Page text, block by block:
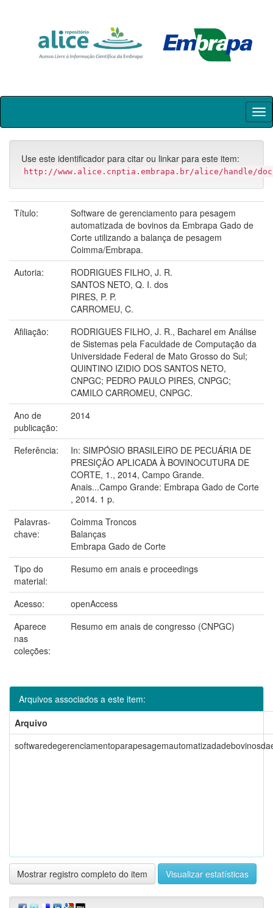
Skip
Use este identificador para citar ou linkar para este item:
http://www.alice.cnptia.embrapa.br/alice/handle/doc/
Título:
Software de gerenciamento para pesagem
automatizada de bovinos da Embrapa Gado de
Corte utilizando a balança de pesagem
Coimma/Embrapa.
Autoria:
RODRIGUES FILHO, J. R.
SANTOS NETO, Q. I. dos
PIRES, P. P.
CARROMEU, C.
Afiliação:
RODRIGUES FILHO, J. R., Bacharel em Análise
de Sistemas pela Faculdade de Computação da
Universidade Federal de Mato Grosso do Sul;
QUINTINO IZIDIO DOS SANTOS NETO,
CNPGC; PEDRO PAULO PIRES, CNPGC;
CAMILO CARROMEU, CNPGC.
Ano de
publicação:
2014
Referência:
In: SIMPÓSIO BRASILEIRO DE PECUÁRIA DE
PRESIÇÃO APLICADA À BOVINOCUTURA DE
CORTE, 1., 2014, Campo Grande.
Anais...Campo Grande: Embrapa Gado de Corte
, 2014. 1 p.
Palavras-
chave:
Coimma Troncos
Balanças
Embrapa Gado de Corte
Tipo do
material:
Resumo em anais e proceedings
Acesso:
openAccess
Aparece
nas
coleções:
Resumo em anais de congresso (CNPGC)
Arquivos associados a este item:
Arquivo
Mostrar registro completo do item Visualizar estatísticas